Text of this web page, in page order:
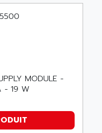
MODULE -
- 19 W